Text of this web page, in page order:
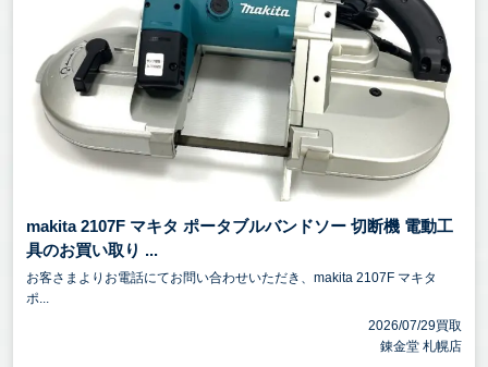
makita 2107F マキタ ポータブルバンドソー 切断機 電動工
具のお買い取り ...
お客さまよりお電話にてお問い合わせいただき、makita 2107F マキタ
ポ...
2026/07/29買取
錬金堂 札幌店